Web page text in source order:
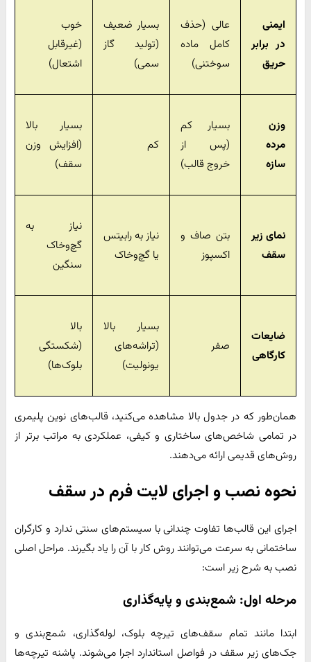
ایمنی
در برابر
حریق
عالی (حذف
کامل ماده
سوختنی)
بسیار ضعیف
(تولید گاز
سمی)
خوب
(غیرقابل
اشتعال)
وزن
مرده
سازه
بسیار کم
(پس از
خروج قالب)
کم
بسیار بالا
(افزایش وزن
سقف)
نمای زیر
سقف
بتن صاف و
اکسپوز
نیاز به رابیتس
یا گچ‌وخاک
نیاز به
گچ‌وخاک
سنگین
ضایعات
کارگاهی
صفر
بسیار بالا
(تراشه‌های
یونولیت)
بالا
(شکستگی
بلوک‌ها)
همان‌طور که در جدول بالا مشاهده می‌کنید، قالب‌های نوین پلیمری
در تمامی شاخص‌های ساختاری و کیفی، عملکردی به مراتب برتر از
روش‌های قدیمی ارائه می‌دهند.
نحوه نصب و اجرای لایت فرم در سقف
اجرای این قالب‌ها تفاوت چندانی با سیستم‌های سنتی ندارد و کارگران
ساختمانی به سرعت می‌توانند روش کار با آن را یاد بگیرند. مراحل اصلی
نصب به شرح زیر است:
مرحله اول: شمع‌بندی و پایه‌گذاری
ابتدا مانند تمام سقف‌های تیرچه بلوک، لوله‌گذاری، شمع‌بندی و
جک‌های زیر سقف در فواصل استاندارد اجرا می‌شوند. پاشنه تیرچه‌ها